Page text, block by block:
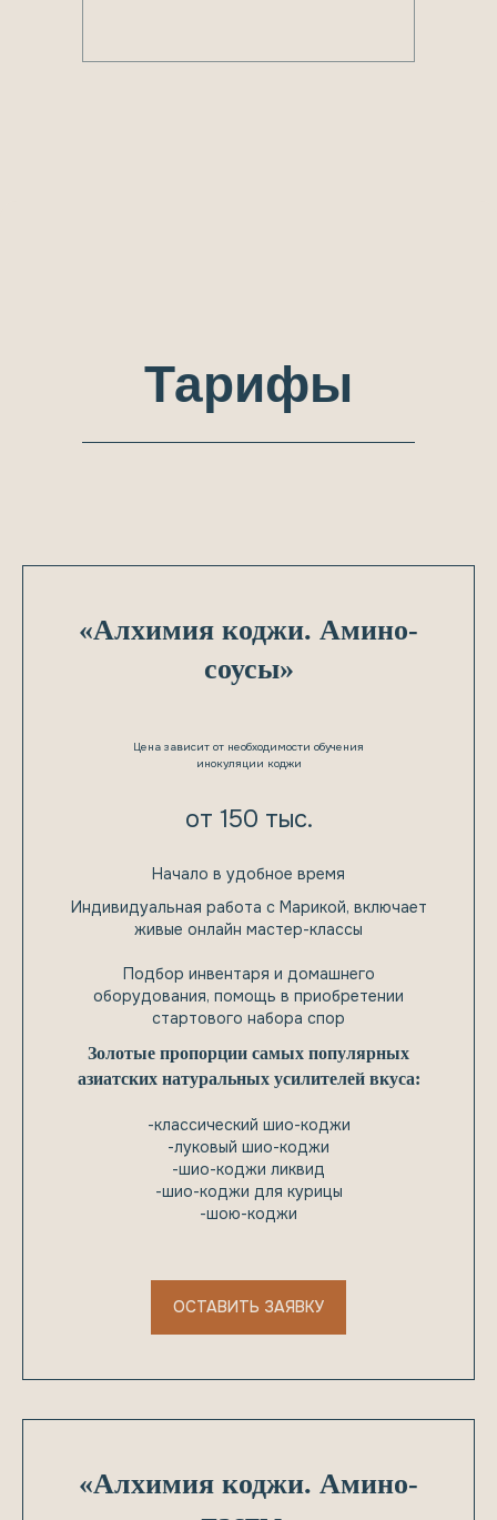
Тарифы
«Алхимия коджи. Амино-
соусы»
Цена зависит от необходимости обучения
инокуляции коджи
от 150 тыс.
Начало в удобное время
Индивидуальная работа с Марикой, включает
живые онлайн мастер-классы
Подбор инвентаря и домашнего
оборудования, помощь в приобретении
стартового набора спор
Золотые пропорции самых популярных
азиатских натуральных усилителей вкуса:
-классический шио-коджи
-луковый шио-коджи
-шио-коджи ликвид
-шио-коджи для курицы
-шою-коджи
ОСТАВИТЬ ЗАЯВКУ
«Алхимия коджи. Амино-
ИНН 507406042858
Ферментация -
это просто. Если
есть наставник!
Школа
Рецепты
Блог
fermentinw@mail.ru
Политика конфиденциальности